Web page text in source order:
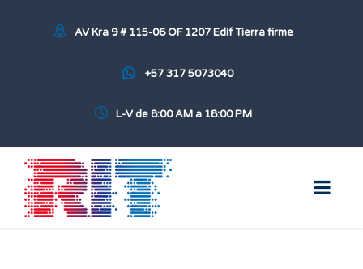
AV Kra 9 # 115-06 OF 1207 Edif Tierra firme
+57 317 5073040
L-V de 8:00 AM a 18:00 PM